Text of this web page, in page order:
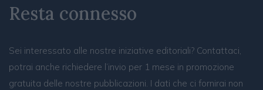
Resta connesso
Sei interessato alle nostre iniziative editoriali? Contattaci,
potrai anche richiedere l’invio per 1 mese in promozione
gratuita delle nostre pubblicazioni. I dati che ci fornirai non